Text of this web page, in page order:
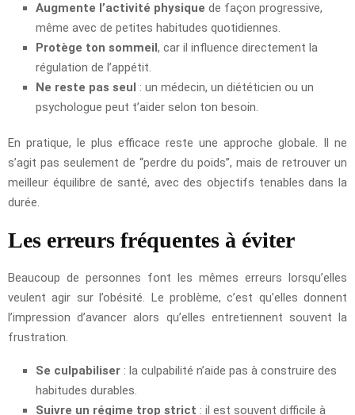
Augmente l’activité physique de façon progressive,
même avec de petites habitudes quotidiennes.
Protège ton sommeil, car il influence directement la
régulation de l’appétit.
Ne reste pas seul : un médecin, un diététicien ou un
psychologue peut t’aider selon ton besoin.
En pratique, le plus efficace reste une approche globale. Il ne
s’agit pas seulement de “perdre du poids”, mais de retrouver un
meilleur équilibre de santé, avec des objectifs tenables dans la
durée.
Les erreurs fréquentes à éviter
Beaucoup de personnes font les mêmes erreurs lorsqu’elles
veulent agir sur l’obésité. Le problème, c’est qu’elles donnent
l’impression d’avancer alors qu’elles entretiennent souvent la
frustration.
Se culpabiliser : la culpabilité n’aide pas à construire des
habitudes durables.
Suivre un régime trop strict : il est souvent difficile à